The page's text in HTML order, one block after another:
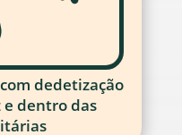
dedetização
dentro das